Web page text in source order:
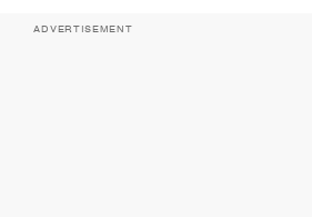
ADVERTISEMENT